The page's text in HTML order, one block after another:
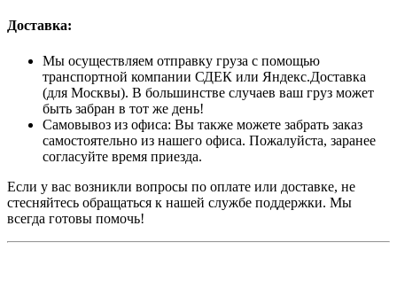
Доставка:
Мы осуществляем отправку груза с помощью
транспортной компании СДЕК или Яндекс.Доставка
(для Москвы). В большинстве случаев ваш груз может
быть забран в тот же день!
Самовывоз из офиса: Вы также можете забрать заказ
самостоятельно из нашего офиса. Пожалуйста, заранее
согласуйте время приезда.
Если у вас возникли вопросы по оплате или доставке, не
стесняйтесь обращаться к нашей службе поддержки. Мы
всегда готовы помочь!